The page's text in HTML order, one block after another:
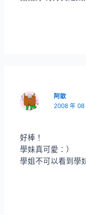
阿歆
2008 年
好棒！
學妹真可愛：）
學姐不可以看到學